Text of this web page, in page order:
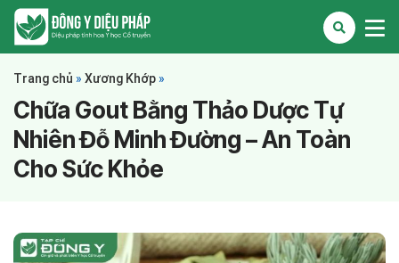
Trang chủ » Xương Khớp »
Chữa Gout Bằng Thảo Dược Tự
Nhiên Đỗ Minh Đường – An Toàn
Cho Sức Khỏe